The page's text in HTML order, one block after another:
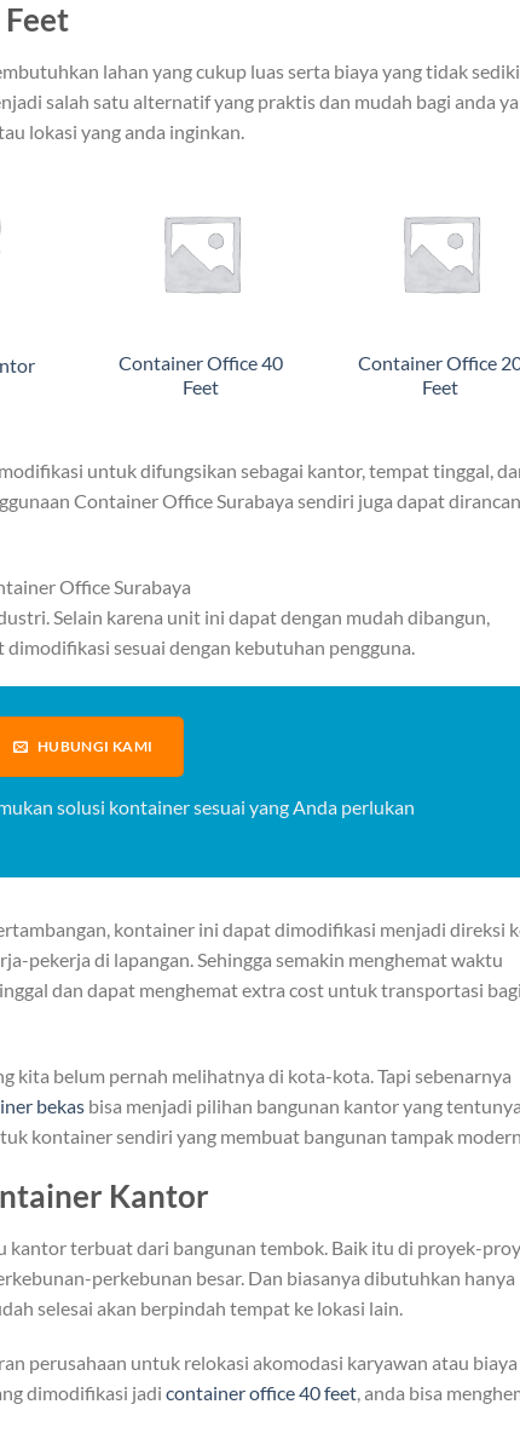
lahan yang cukup luas serta biaya yang tidak
salah satu alternatif yang praktis dan mudah bagi anda
lokasi yang anda inginkan.
Container Office 40
Feet
Container Office
Feet
untuk difungsikan sebagai kantor, tempat tinggal,
Container Office Surabaya sendiri juga dapat
Office Surabaya
Selain karena unit ini dapat dengan mudah dibangun,
sesuai dengan kebutuhan pengguna.
HUBUNGI KAMI
solusi kontainer sesuai yang Anda perlukan
kontainer ini dapat dimodifikasi menjadi direksi
pekerja di lapangan. Sehingga semakin menghemat waktu
dan dapat menghemat extra cost untuk transportasi bagi
kita belum pernah melihatnya di kota-kota. Tapi sebenarnya
bekas bisa menjadi pilihan bangunan kantor yang tentunya
kontainer sendiri yang membuat bangunan tampak
Kantor
kantor terbuat dari bangunan tembok. Baik itu di proyek-
perkebunan besar. Dan biasanya dibutuhkan hanya
selesai akan berpindah tempat ke lokasi lain.
perusahaan untuk relokasi akomodasi karyawan atau biaya
dimodifikasi jadi container office 40 feet, anda bisa